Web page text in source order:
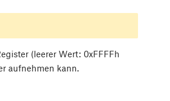
(leerer Wert: 0xFFFFh
aufnehmen kann.